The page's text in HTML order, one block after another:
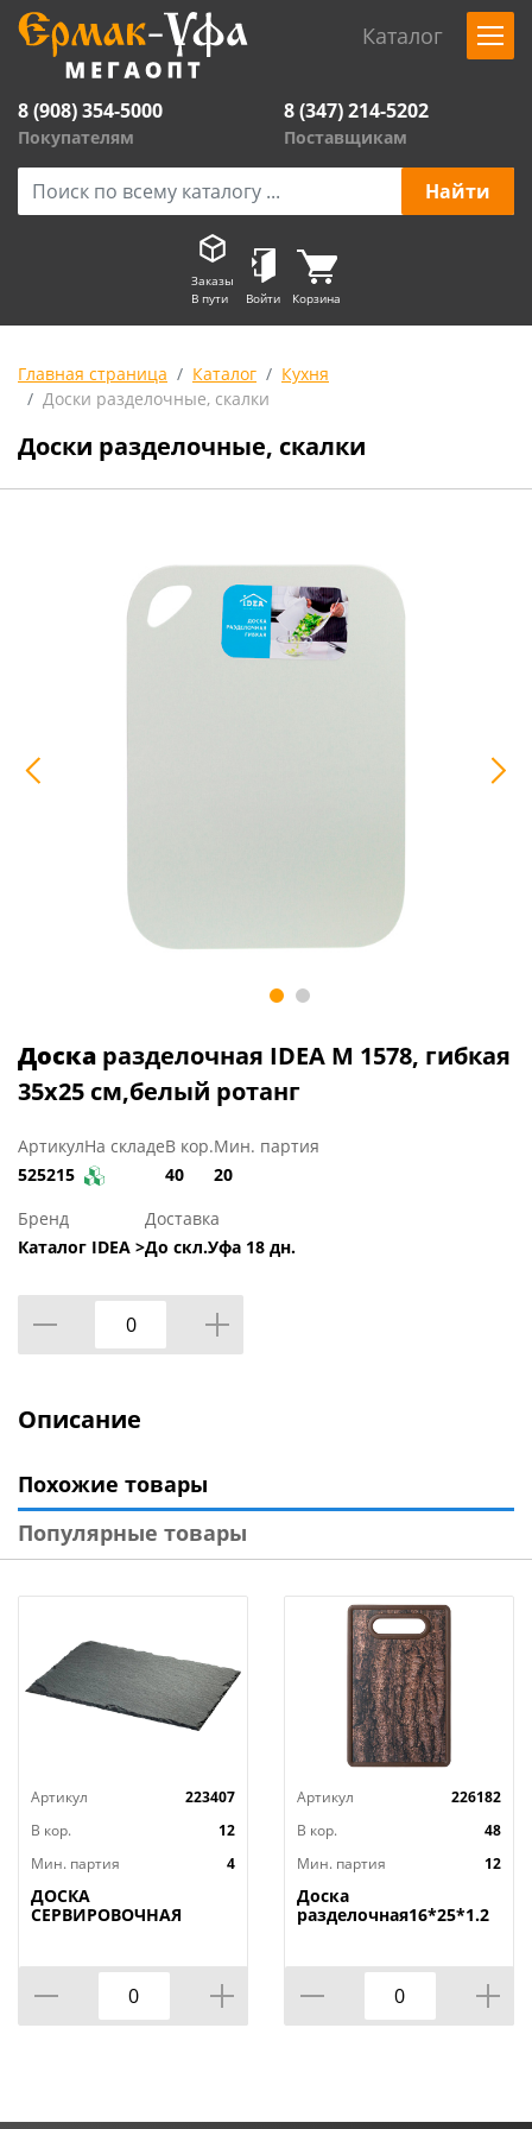
Каталог
8 (908) 354-5000
Покупателям
8 (347) 214-5202
Поставщикам
Заказы
В пути
Войти Корзина
Главная страница Каталог
Кухня
Доски разделочные, скалки
Доски разделочные, скалки
Доска разделочная IDEA М 1578, гибкая
35х25 см,белый ротанг
Артикул
525215
На складеВ кор.
40
Мин. партия
20
Бренд
Каталог IDEA >
Доставка
До скл.Уфа 18 дн.
Описание
Похожие товары
Популярные товары
Артикул
223407
В кор.
12
Мин. партия
4
ДОСКА
СЕРВИРОВОЧНАЯ
УПАКОВКИ, КОР=12ШТ.
Артикул
226182
В кор.
48
Мин. партия
12
Доска
разделочная16*25*1.2